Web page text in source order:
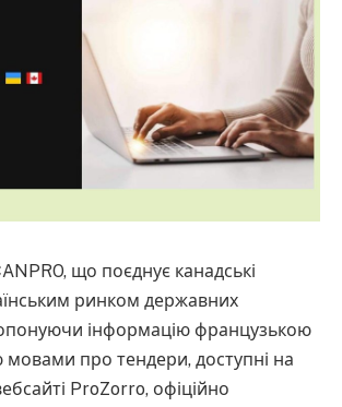
що поєднує канадські
ринком державних
інформацію французькою
мовами про тендери, доступні на
ProZorro, офіційно